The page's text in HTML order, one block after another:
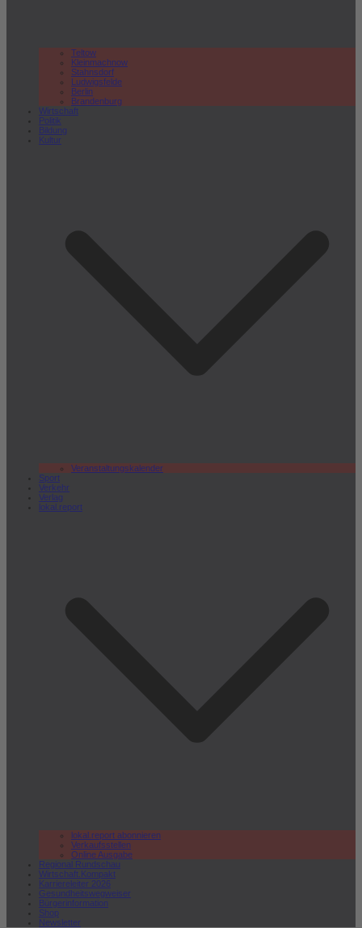
Teltow
Kleinmachnow
Stahnsdorf
Ludwigsfelde
Berlin
Brandenburg
Wirtschaft
Politik
Bildung
Kultur
Veranstaltungskalender
Sport
Verkehr
Verlag
lokal.report
lokal.report abonnieren
Verkaufsstellen
Online Ausgabe
Regional Rundschau
Wirtschaft.Kompakt
Karriereleiter 2026
Gesundheitswegweiser
Bürgerinformation
Shop
Newsletter